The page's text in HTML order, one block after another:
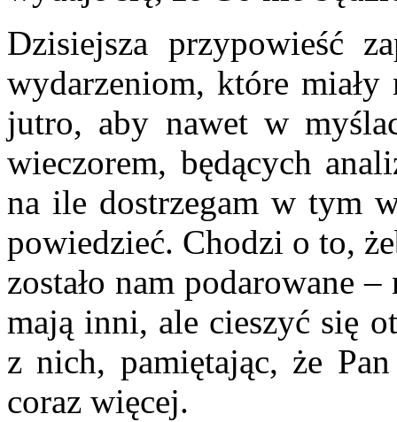
Dzisiejsza przypowieść
wydarzeniom, które miały
jutro, aby nawet w
wieczorem, będących
na ile dostrzegam w tym
powiedzieć. Chodzi o to,
zostało nam podarowane
mają inni, ale cieszyć się
z nich, pamiętając, że
coraz więcej.